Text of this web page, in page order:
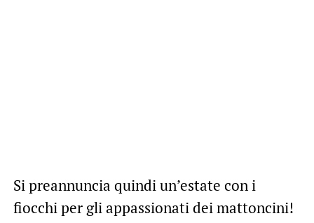
Si preannuncia quindi un’estate con i
fiocchi per gli appassionati dei mattoncini!